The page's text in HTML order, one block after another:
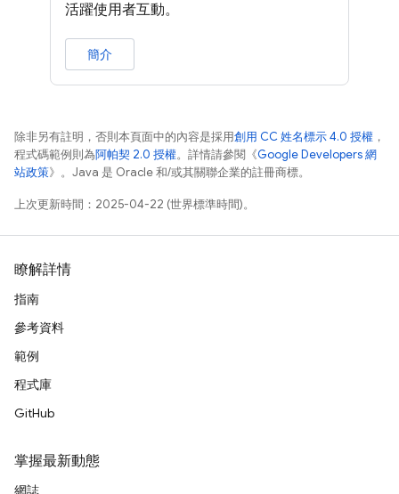
活躍使用者互動。
簡介
除非另有註明，否則本頁面中的內容是採用創用 CC 姓名標示 4.0 授權 ，
程式碼範例則為阿帕契 2.0 授權。詳情請參閱《Google Developers 網
站政策》。Java 是 Oracle 和/或其關聯企業的註冊商標。
上次更新時間：2025-04-22 (世界標準時間)。
瞭解詳情
指南
參考資料
範例
程式庫
GitHub
掌握最新動態
網誌